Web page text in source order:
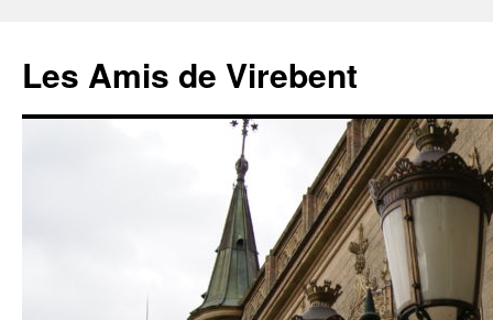
Les Amis de Virebent